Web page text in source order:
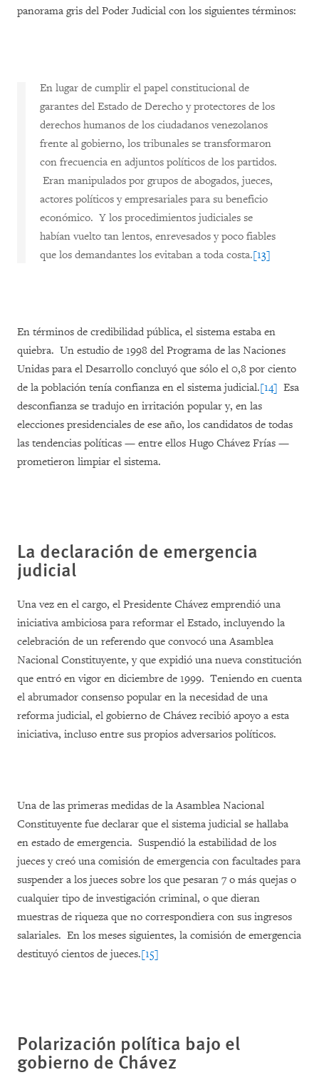
panorama gris del Poder Judicial con los siguientes términos:
En lugar de cumplir el papel constitucional de
garantes del Estado de Derecho y protectores de los
derechos humanos de los ciudadanos venezolanos
frente al gobierno, los tribunales se transformaron
con frecuencia en adjuntos políticos de los partidos.
Eran manipulados por grupos de abogados, jueces,
actores políticos y empresariales para su beneficio
económico. Y los procedimientos judiciales se
habían vuelto tan lentos, enrevesados y poco fiables
que los demandantes los evitaban a toda costa.[13]
En términos de credibilidad pública, el sistema estaba en
quiebra. Un estudio de 1998 del Programa de las Naciones
Unidas para el Desarrollo concluyó que sólo el 0,8 por ciento
de la población tenía confianza en el sistema judicial.[14] Esa
desconfianza se tradujo en irritación popular y, en las
elecciones presidenciales de ese año, los candidatos de todas
las tendencias políticas — entre ellos Hugo Chávez Frías —
prometieron limpiar el sistema.
La declaración de emergencia
judicial
Una vez en el cargo, el Presidente Chávez emprendió una
iniciativa ambiciosa para reformar el Estado, incluyendo la
celebración de un referendo que convocó una Asamblea
Nacional Constituyente, y que expidió una nueva constitución
que entró en vigor en diciembre de 1999. Teniendo en cuenta
el abrumador consenso popular en la necesidad de una
reforma judicial, el gobierno de Chávez recibió apoyo a esta
iniciativa, incluso entre sus propios adversarios políticos.
Una de las primeras medidas de la Asamblea Nacional
Constituyente fue declarar que el sistema judicial se hallaba
en estado de emergencia. Suspendió la estabilidad de los
jueces y creó una comisión de emergencia con facultades para
suspender a los jueces sobre los que pesaran 7 o más quejas o
cualquier tipo de investigación criminal, o que dieran
muestras de riqueza que no correspondiera con sus ingresos
salariales. En los meses siguientes, la comisión de emergencia
destituyó cientos de jueces.[15]
Polarización política bajo el
gobierno de Chávez